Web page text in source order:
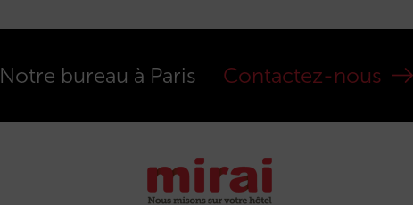
Notre bureau à Paris Contactez-nous